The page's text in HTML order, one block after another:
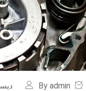
By admin ديسمبر